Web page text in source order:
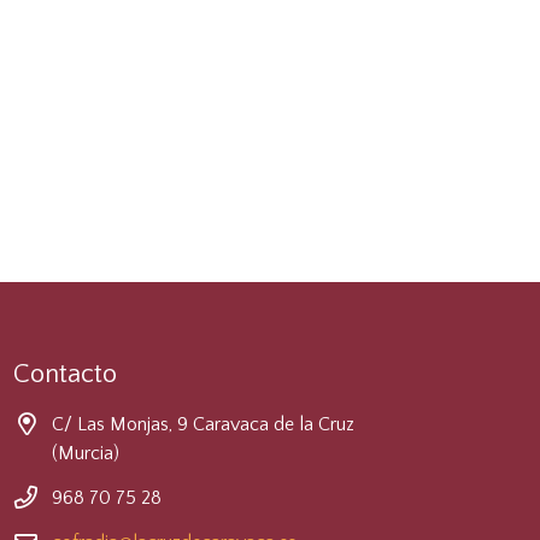
Contacto
C/ Las Monjas, 9 Caravaca de la Cruz
(Murcia)
968 70 75 28